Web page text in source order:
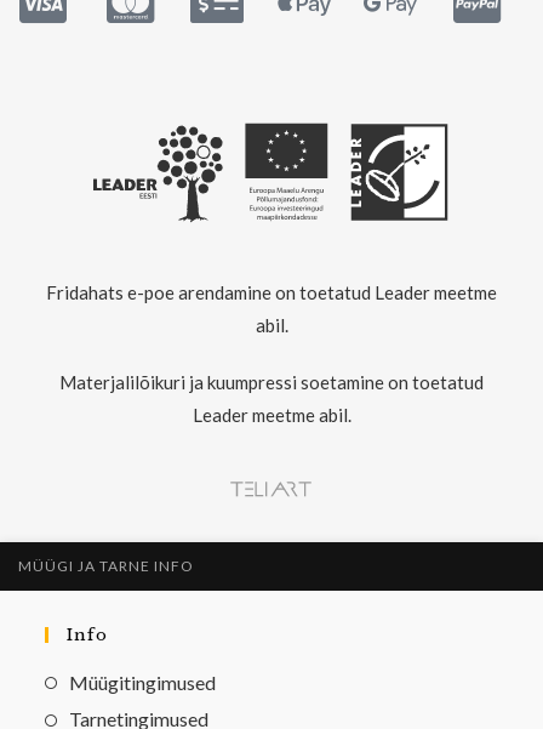
Fridahats e-poe arendamine on toetatud Leader meetme
abil.
Materjalilõikuri ja kuumpressi soetamine on toetatud
Leader meetme abil.
MÜÜGI JA TARNE INFO
Info
Müügitingimused
Tarnetingimused